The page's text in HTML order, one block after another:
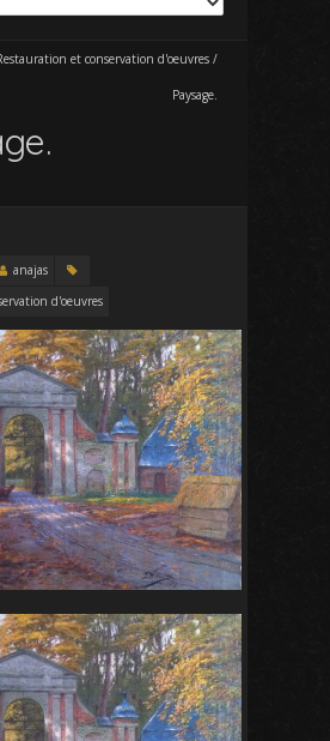
et conservation d'oeuvres /
Paysage.
anajas
d'oeuvres